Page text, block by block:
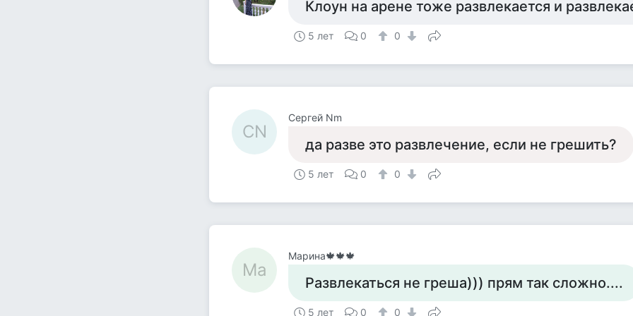
Клоун на арене тоже развлекается и
5 лет 0 0
СN
Сергей Nm
да разве это развлечение, если не грешить?
5 лет 0 0
Ма
Марина🍁🍁🍁
Развлекаться не греша))) прям так сложно....
5 лет 0 0